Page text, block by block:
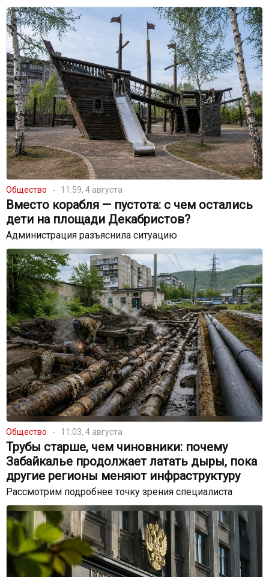
Общество 11:59, 4 августа
Вместо корабля — пустота: с чем остались
дети на площади Декабристов?
Администрация разъяснила ситуацию
Общество 11:03, 4 августа
Трубы старше, чем чиновники: почему
Забайкалье продолжает латать дыры, пока
другие регионы меняют инфраструктуру
Рассмотрим подробнее точку зрения специалиста